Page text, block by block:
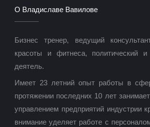
О Владиславе Вавилове
Бизнес тренер, ведущий
красоты и фитнеса, политический
деятель.
Имеет 23 летний опыт работы в
протяжении последних 10 лет
управлением предприятий индустрии
внимание уделяет работе с